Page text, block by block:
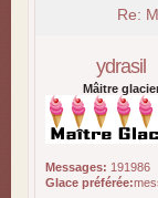
Re:
ydrasil
Mâitre
Messages: 191986
Glace préférée: